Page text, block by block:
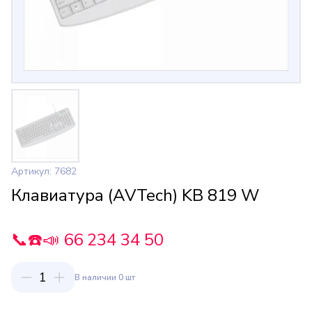
Артикул: 7682
Клавиатура (AVTech) KB 819 W
📞☎️📣 66 234 34 50
1 В наличии 0 шт